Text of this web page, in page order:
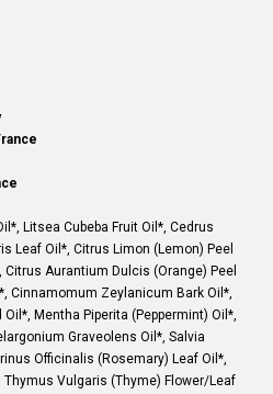
Litsea Cubeba Fruit Oil*, Cedrus
Leaf Oil*, Citrus Limon (Lemon) Peel
Aurantium Dulcis (Orange) Peel
Cinnamomum Zeylanicum Bark Oil*,
Mentha Piperita (Peppermint) Oil*,
Graveolens Oil*, Salvia
Officinalis (Rosemary) Leaf Oil*,
Vulgaris (Thyme) Flower/Leaf